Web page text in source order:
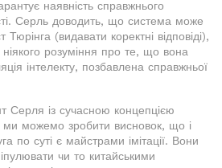
наявність справжнього
Серль доводить, що система може
(видавати коректні відповіді),
розуміння про те, що вона
інтелекту, позбавлена справжньої
Серля із сучасною концепцією
ми можемо зробити висновок, що і
по суті є майстрами імітації. Вони
чи то китайськими